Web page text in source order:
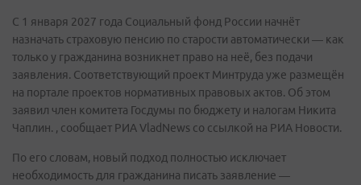
С 1 января 2027 года Социальный фонд России начнёт
назначать страховую пенсию по старости автоматически — как
только у гражданина возникнет право на неё, без подачи
заявления. Соответствующий проект Минтруда уже размещён
на портале проектов нормативных правовых актов. Об этом
заявил член комитета Госдумы по бюджету и налогам Никита
Чаплин. , сообщает РИА VladNews со ссылкой на РИА Новости.
По его словам, новый подход полностью исключает
необходимость для гражданина писать заявление —